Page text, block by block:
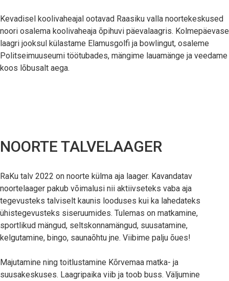
Kevadisel koolivaheajal ootavad Raasiku valla noortekeskused
noori osalema koolivaheaja õpihuvi päevalaagris. Kolmepäevase
laagri jooksul külastame Elamusgolfi ja bowlingut, osaleme
Politseimuuseumi töötubades, mängime lauamänge ja veedame
koos lõbusalt aega.
NOORTE TALVELAAGER
RaKu talv 2022 on noorte külma aja laager. Kavandatav
noortelaager pakub võimalusi nii aktiivseteks vaba aja
tegevusteks talviselt kaunis looduses kui ka lahedateks
ühistegevusteks siseruumides. Tulemas on matkamine,
sportlikud mängud, seltskonnamängud, suusatamine,
kelgutamine, bingo, saunaõhtu jne. Viibime palju õues!
Majutamine ning toitlustamine Kõrvemaa matka- ja
suusakeskuses. Laagripaika viib ja toob buss. Väljumine